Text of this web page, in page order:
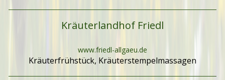
Kräuterlandhof Friedl
www.friedl-allgaeu.de
Kräuterfrühstück, Kräuterstempelmassagen